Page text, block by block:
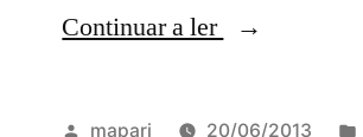
Continuar a ler
“Qual
o
Publicado
mapari 20/06/2013